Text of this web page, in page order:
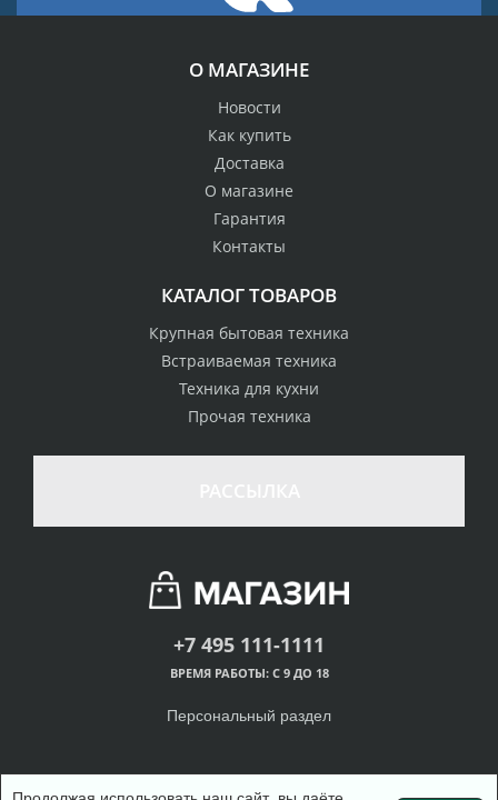
О МАГАЗИНЕ
Новости
Как купить
Доставка
О магазине
Гарантия
Контакты
КАТАЛОГ ТОВАРОВ
Крупная бытовая техника
Встраиваемая техника
Техника для кухни
Прочая техника
+7 495 111-1111
ВРЕМЯ РАБОТЫ: С 9 ДО 18
Персональный раздел